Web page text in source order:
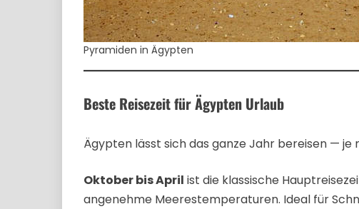
Pyramiden in Ägypten
Beste Reisezeit für Ägypten Urlaub
Ägypten lässt sich das ganze Jahr bereisen —
Oktober bis April ist die klassische
angenehme Meerestemperaturen. Ideal für